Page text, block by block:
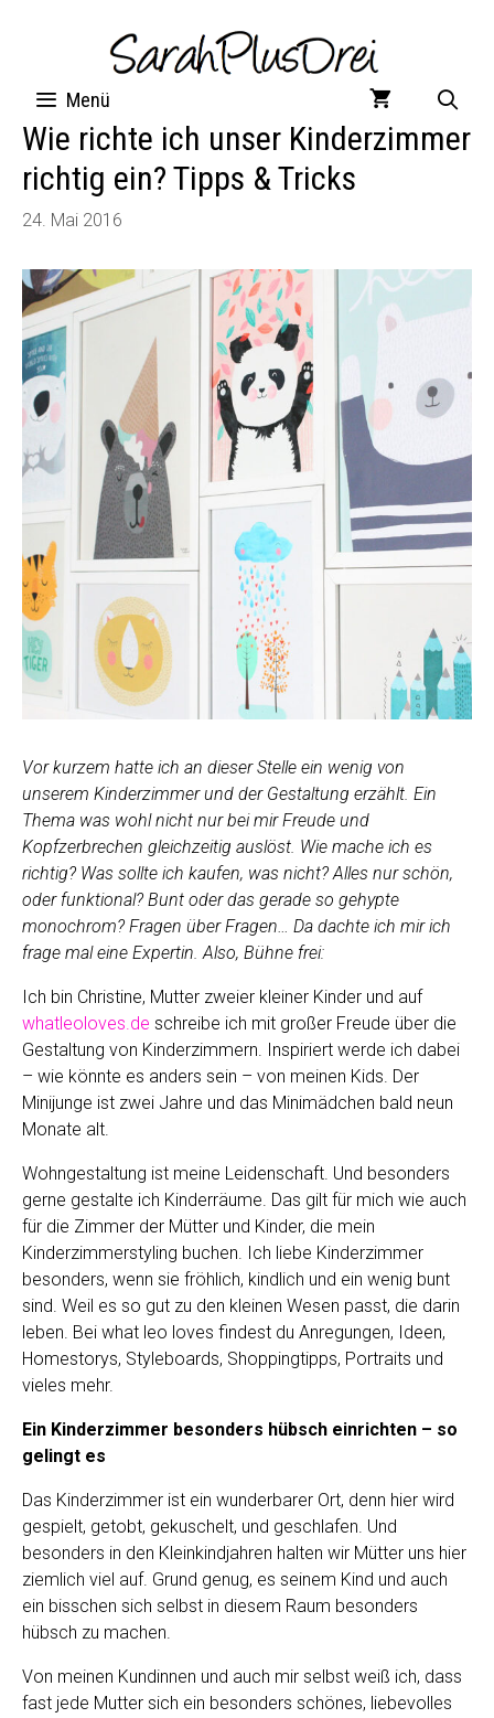
Menü
Wie richte ich unser Kinderzimmer
richtig ein? Tipps & Tricks
24. Mai 2016
Vor kurzem hatte ich an dieser Stelle ein wenig von
unserem Kinderzimmer und der Gestaltung erzählt. Ein
Thema was wohl nicht nur bei mir Freude und
Kopfzerbrechen gleichzeitig auslöst. Wie mache ich es
richtig? Was sollte ich kaufen, was nicht? Alles nur schön,
oder funktional? Bunt oder das gerade so gehypte
monochrom? Fragen über Fragen… Da dachte ich mir ich
frage mal eine Expertin. Also, Bühne frei:
Ich bin Christine, Mutter zweier kleiner Kinder und auf
whatleoloves.de schreibe ich mit großer Freude über die
Gestaltung von Kinderzimmern. Inspiriert werde ich dabei
– wie könnte es anders sein – von meinen Kids. Der
Minijunge ist zwei Jahre und das Minimädchen bald neun
Monate alt.
Wohngestaltung ist meine Leidenschaft. Und besonders
gerne gestalte ich Kinderräume. Das gilt für mich wie auch
für die Zimmer der Mütter und Kinder, die mein
Kinderzimmerstyling buchen. Ich liebe Kinderzimmer
besonders, wenn sie fröhlich, kindlich und ein wenig bunt
sind. Weil es so gut zu den kleinen Wesen passt, die darin
leben. Bei what leo loves findest du Anregungen, Ideen,
Homestorys, Styleboards, Shoppingtipps, Portraits und
vieles mehr.
Ein Kinderzimmer besonders hübsch einrichten – so
gelingt es
Das Kinderzimmer ist ein wunderbarer Ort, denn hier wird
gespielt, getobt, gekuschelt, und geschlafen. Und
besonders in den Kleinkindjahren halten wir Mütter uns hier
ziemlich viel auf. Grund genug, es seinem Kind und auch
ein bisschen sich selbst in diesem Raum besonders
hübsch zu machen.
Von meinen Kundinnen und auch mir selbst weiß ich, dass
fast jede Mutter sich ein besonders schönes, liebevolles